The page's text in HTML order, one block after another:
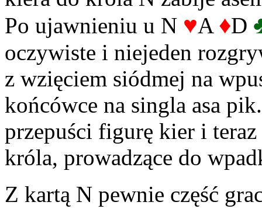
Po ujawnieniu u N ♥A ♦D
oczywiste i niejeden
z wzięciem siódmej na
końcówce na singla asa
przepuści figurę kier i
króla, prowadzące do
Z kartą N pewnie część